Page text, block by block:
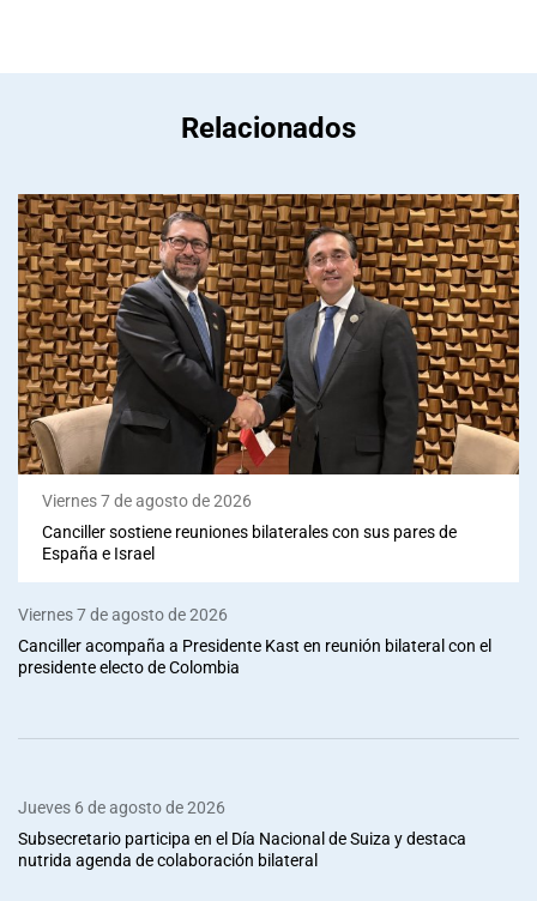
Relacionados
Viernes 7 de agosto de 2026
Canciller sostiene reuniones bilaterales con sus pares de
España e Israel
Viernes 7 de agosto de 2026
Canciller acompaña a Presidente Kast en reunión bilateral con el
presidente electo de Colombia
Jueves 6 de agosto de 2026
Subsecretario participa en el Día Nacional de Suiza y destaca
nutrida agenda de colaboración bilateral